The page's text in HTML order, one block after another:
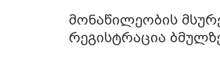
მონაწილეობის
რეგისტრაცია